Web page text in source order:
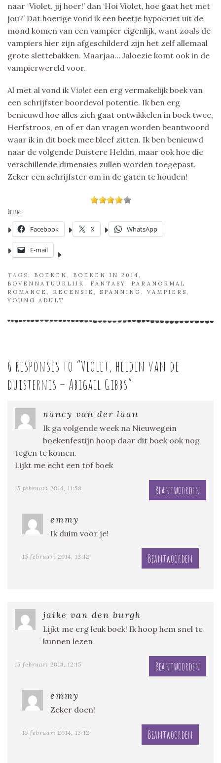
naar ‘Violet, jij hoer!’ dan ‘Hoi Violet, hoe gaat het met
jou?’ Dat hoerige vond ik een beetje hypocriet uit de
mond komen van een vampier eigenlijk, want zoals de
vampiers hier zijn afgeschilderd zijn het zelf allemaal
grote slettebakken. Maarjaa… Jaloezie komt ook in de
vampierwereld voor.
Al met al vond ik Violet een erg vermakelijk boek van
een schrijfster boordevol potentie. Ik ben erg
benieuwd hoe alles zich gaat ontwikkelen in boek twee,
Herfstroos, en of er dan vragen worden beantwoord
waar ik in dit boek mee bleef zitten. Ik ben benieuwd
naar de volgende Duistere Heldin, maar ook hoe die
verschillende dimensies zullen worden toegepast.
Zeker een schrijfster om in de gaten te houden!
Delen:
Facebook X WhatsApp
E-mail
TAGS: BOEKEN BOEKEN IN 2014
BOVENNATUURLIJK
FANTASY
PARANORMAL
ROMANCE
RECENSIE SPANNING VAMPIERS
YOUNG ADULT
6 responses to “Violet, heldin van de
duisternis – Abigail Gibbs”
nancy van der laan
Ik ga volgende week na Nieuwegein
boekenfestijn hoop daar dit boek ook nog
tegen te komen.
Lijkt me echt een tof boek
15 februari 2014, 11:58 Beantwoorden
emmy
Ik duim voor je!
15 februari 2014, 13:12 Beantwoorden
jaike van den burgh
Lijkt me erg leuk boek! Ik hoop hem snel te
kunnen lezen
15 februari 2014, 12:15 Beantwoorden
emmy
Zeker doen!
15 februari 2014, 13:12 Beantwoorden